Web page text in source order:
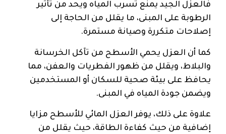
فالعزل الجيد يمنع تسرب المياه ويحد من تأثير
الرطوبة على المبنى، ما يقلل من الحاجة إلى
إصلاحات متكررة وصيانة مستمرة.
كما أن العزل يحمي الأسطح من تآكل الخرسانة
والبلاط، ويقلل من ظهور الفطريات والعفن، مما
يحافظ على بيئة صحية للسكان أو المستخدمين
ويضمن جودة المياه في المبنى.
علاوة على ذلك، يوفر العزل المائي للأسطح مزايا
إضافية من حيث كفاءة الطاقة، حيث يقلل من